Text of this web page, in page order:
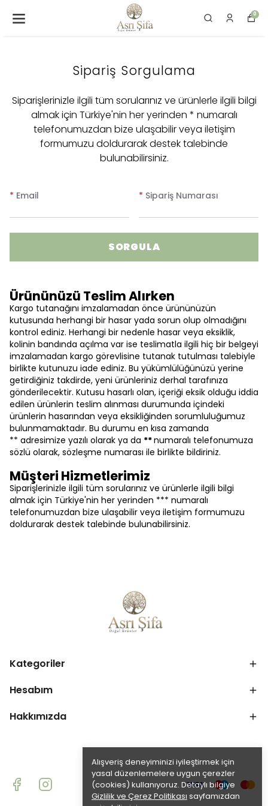
0
Alışveriş deneyiminizi iyileştirmek için
yasal düzenlemelere uygun çerezler
(cookies) kullanıyoruz. Detaylı bilgiye
Gizlilik ve Çerez Politikası sayfamızdan
Sipariş Sorgulama
Siparişlerinizle ilgili tüm sorularınız ve ürünlerle ilgili bilgi
almak için Türkiye'nin her yerinden * numaralı
telefonumuzdan bize ulaşabilir veya iletişim
formumuzu doldurarak destek talebinde
bulunabilirsiniz.
* Email * Sipariş Numarası
SORGULA
Ürününüzü Teslim Alırken
Kargo tutanağını imzalamadan önce ürününüzün
kutusunda herhangi bir hasar yada sorun olup olmadığını
kontrol ediniz. Herhangi bir nedenle hasar veya eksiklik,
kolinin bandında açılma var ise teslimatla ilgili hiç bir belgeyi
imzalamadan kargo görevlisine tutanak tutulması talebiyle
birlikte kutunuzu iade ediniz. Bu yükümlülüğünüzü yerine
getirdiğiniz takdirde, yeni ürünleriniz derhal tarafınıza
gönderilecektir. Kutusu hasarlı olan, içeriği eksik olduğu iddia
edilen ürünlerin teslim alınması durumunda içindeki
ürünlerin hasarından veya eksikliğinden sorumluluğumuz
bulunmamaktadır. Bu durumu en kısa zamanda
** adresimize yazılı olarak ya da **numaralı telefonumuza
sözlü olarak, sözleşme numarası ile birlikte bildiriniz.
Müşteri Hizmetlerimiz
Siparişlerinizle ilgili tüm sorularınız ve ürünlerle ilgili bilgi
almak için Türkiye'nin her yerinden *** numaralı
telefonumuzdan bize ulaşabilir veya iletişim formumuzu
doldurarak destek talebinde bulunabilirsiniz.
Kategoriler
Hesabım
Hakkımızda